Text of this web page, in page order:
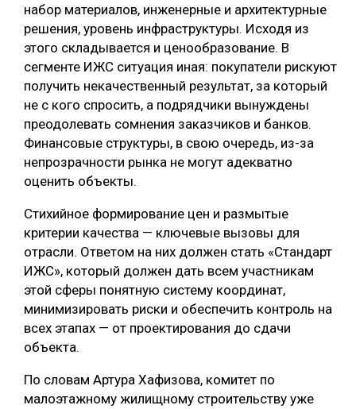
набор материалов, инженерные и архитектурные
решения, уровень инфраструктуры. Исходя из
этого складывается и ценообразование. В
сегменте ИЖС ситуация иная: покупатели рискуют
получить некачественный результат, за который
не с кого спросить, а подрядчики вынуждены
преодолевать сомнения заказчиков и банков.
Финансовые структуры, в свою очередь, из-за
непрозрачности рынка не могут адекватно
оценить объекты.
Стихийное формирование цен и размытые
критерии качества — ключевые вызовы для
отрасли. Ответом на них должен стать «Стандарт
ИЖС», который должен дать всем участникам
этой сферы понятную систему координат,
минимизировать риски и обеспечить контроль на
всех этапах — от проектирования до сдачи
объекта.
По словам Артура Хафизова, комитет по
малоэтажному жилищному строительству уже